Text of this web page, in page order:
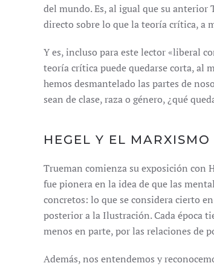
del mundo. Es, al igual que su
directo sobre lo que la teoría crítica, a
Y es, incluso para este lector «liberal
teoría crítica puede quedarse corta, al
hemos desmantelado las partes de
sean de clase, raza o género, ¿qué
HEGEL Y EL
Trueman comienza su exposición con
fue pionera en la idea de que las
concretos: lo que se considera cierto
posterior a la Ilustración. Cada época
menos en parte, por las relaciones de
Además, nos entendemos y